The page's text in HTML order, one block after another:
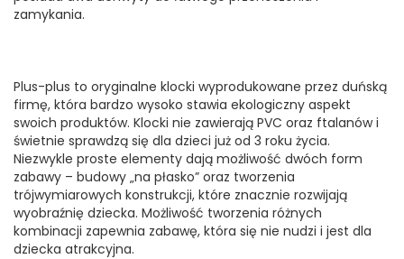
zamykania.
Plus-plus to oryginalne klocki wyprodukowane przez duńską
firmę, która bardzo wysoko stawia ekologiczny aspekt
swoich produktów. Klocki nie zawierają PVC oraz ftalanów i
świetnie sprawdzą się dla dzieci już od 3 roku życia.
Niezwykle proste elementy dają możliwość dwóch form
zabawy – budowy „na płasko” oraz tworzenia
trójwymiarowych konstrukcji, które znacznie rozwijają
wyobraźnię dziecka. Możliwość tworzenia różnych
kombinacji zapewnia zabawę, która się nie nudzi i jest dla
dziecka atrakcyjna.